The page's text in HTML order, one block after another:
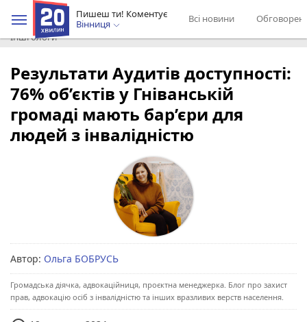
Пишеш ти! Коментує
Вінниця
Всі новини
Інші блоги
Результати Аудитів доступності:
76% об’єктів у Гніванській
громаді мають бар’єри для
людей з інвалідністю
Автор: Ольга БОБРУСЬ
Громадська діячка, адвокаційниця, проєктна менеджерка. Блог про захист
прав, адвокацію осіб з інвалідністю та інших вразливих верств населення.